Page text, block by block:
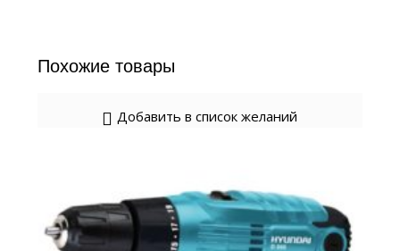
Похожие товары
Добавить в список желаний